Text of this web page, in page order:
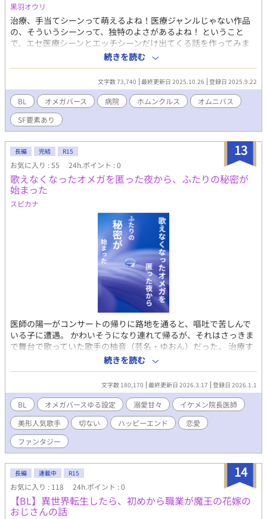
黒羽オウリ
治療、手当てシーンって萌えるよね！医療ジャンルじゃない作品
の、そういうシーンって、独特のよさがあるよね！ ということ
で、エセ医療シーンとエッチシーンだけ出てくる話を作ってみま
した。 ホムンクルス研究施設で暮らす三体のホムンクルスと、医
師たちの話です。 【ホムンクルス】 ミト（310番） 外見年齢：16
歳 身長：160cm 深紫色の短髪、暗めの銀の瞳 イロハ（168番）
外見年齢：18歳 身長：165cm 青みがかったセンター分けの髪、
青みがかった銀の瞳 ムツミ（623番） 外見年齢：13歳 身長：
157cm 薄紫のウェーブヘア、明るい銀の瞳 【医師】 夜凍（やと
う）主治医 年齢：30代後半 身長：175cm 茶色い短髪 静月（し
づき）精神科医 年齢：30代前半 身長：185cm アッシュゴール
ドの長髪、後ろで縛っている 幻智（げんち）リハビリ、データ担
当 年齢：40代前半 身長：167cm 黒髪、短髪、メガネ
続きを読む
文字数 73,740 最終更新日 2025.10.26 登録日 2025.9.22
BL オメガバース 病院 ホムンクルス
オムニバス
SF要素あり
13
長編 完結 R15
お気に入り : 55 24h.ポイント : 0
歌えなくなったオメガを匿った夜から、ふたりの秘密が
始まった
スピカナ
医師の陽一がコンサートの帰りに路地を通ると、嘔吐で苦しんで
いる子に遭遇。 かわいそうになり連れて帰るが、それはさっきま
で舞台で歌っていた歌手の柚音（芸名・ゆおん）だった。 治療す
るも声が出ない上に高熱で起きることも出来ない。精神科の医師
として見過ごせない状態で、事務所が捜索しているのはTVで分か
ったが、訳ありで逃げ出したことを考慮して匿うことにした。 寝
たきりの颯太（本名・そうた）を治療していくが、回復するにつ
れ陽一も楽しい毎日。そんなある日、自分を捨てたはずの父が現
われ、衝撃的な展開になる。いつも颯太を助けて守る佐久間陽一
精神科医。 少しずつふれあい、愛し合うようになり、声と心を取
り戻していく愛と再生の物語。 全体が架空のゆるゆる設定。ふん
わりとお楽しみください。 3月17日116話にて最終回。 3月18日よ
続き」を毎日1話19時更新です。どうぞお楽しみに。
続きを読む
文字数 180,170 最終更新日 2026.3.17 登録日 2026.1.1
BL オメガバースゆる設定 溺愛甘々
イケメン院長医師
美形人気歌手
切ない ハッピーエンド
恋愛
ファンタジー
14
長編 連載中 R15
お気に入り : 118 24h.ポイント : 0
【BL】異世界転生したら、初めから職業が魔王の花嫁の
おじさんの話